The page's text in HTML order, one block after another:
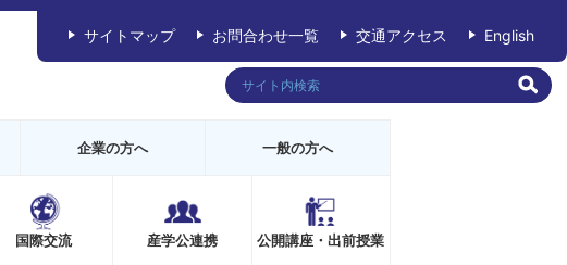
企業の方へ 一般の方へ
国際交流 産学公連携 公開講座・出前授業
サイトマップ お問合わせ一覧 交通アクセス English